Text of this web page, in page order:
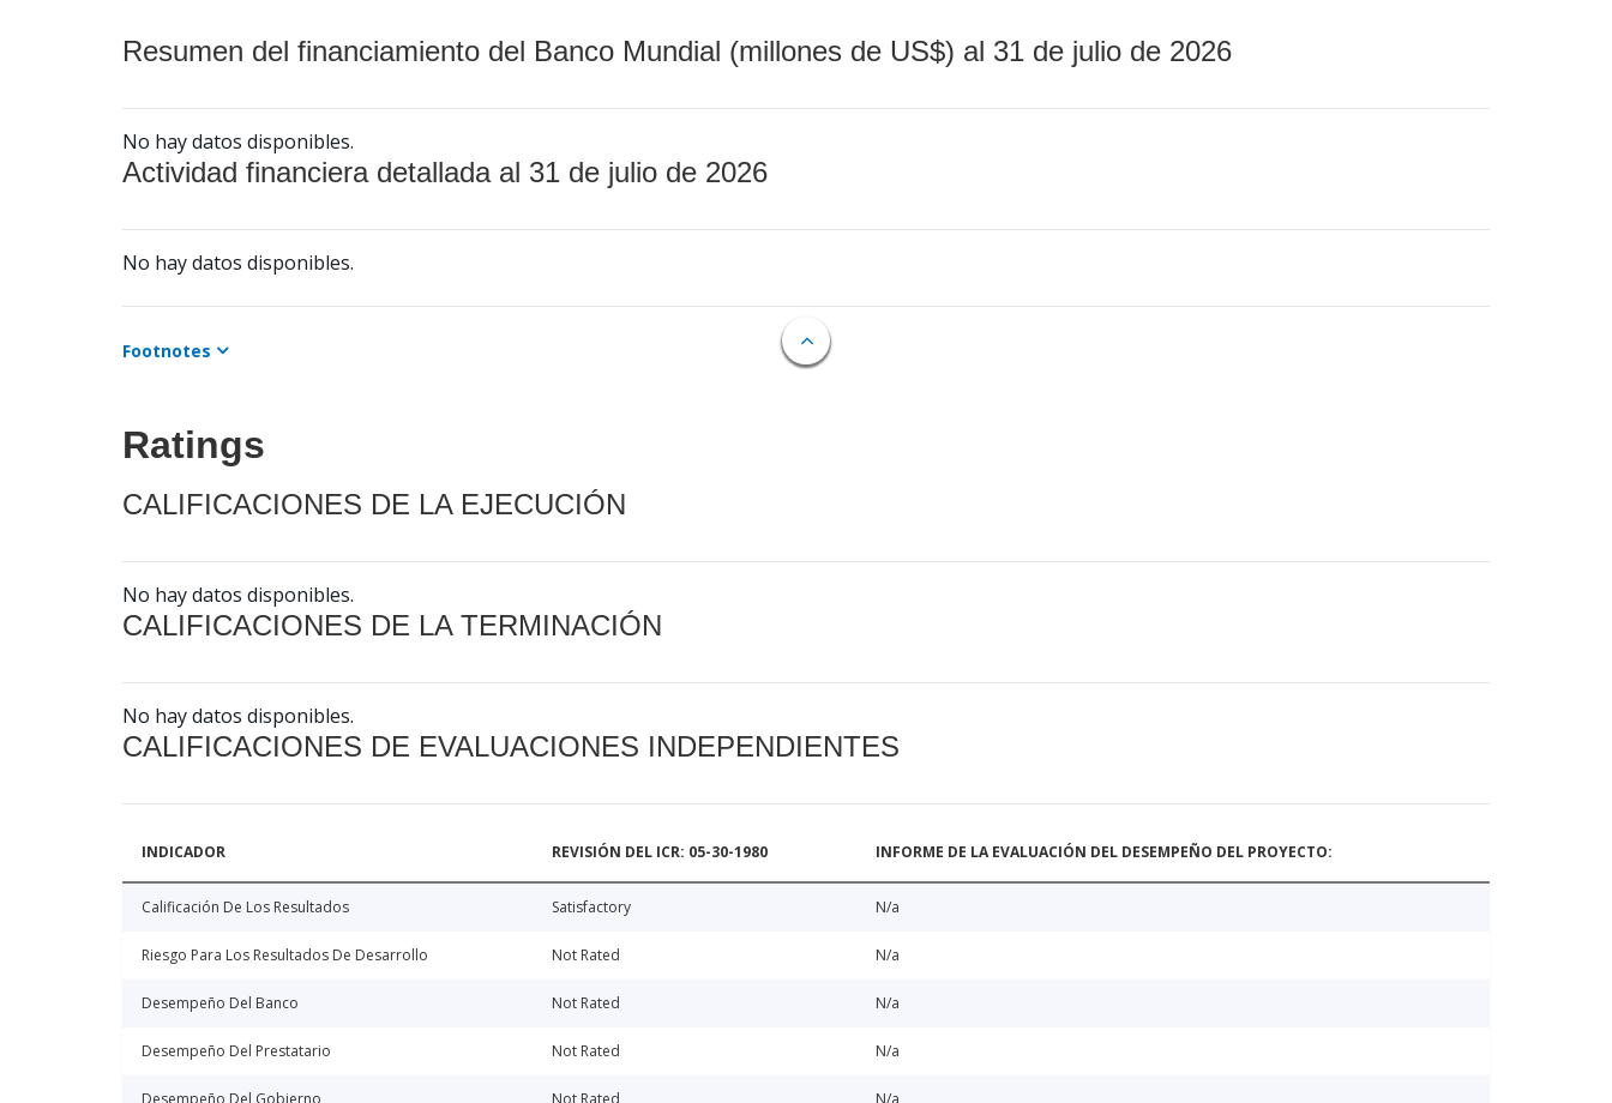
Resumen del financiamiento del Banco Mundial (millones de US$) al 31 de julio de 2026
No hay datos disponibles.
Actividad financiera detallada al 31 de julio de 2026
No hay datos disponibles.
Footnotes
Ratings
CALIFICACIONES DE LA EJECUCIÓN
No hay datos disponibles.
CALIFICACIONES DE LA TERMINACIÓN
No hay datos disponibles.
CALIFICACIONES DE EVALUACIONES INDEPENDIENTES
INDICADOR REVISIÓN DEL ICR: 05-30-1980 INFORME DE LA EVALUACIÓN DEL DESEMPEÑO DEL PROYECTO:
Calificación De Los Resultados Satisfactory N/a
Riesgo Para Los Resultados De Desarrollo Not Rated N/a
Desempeño Del Banco Not Rated N/a
Desempeño Del Prestatario Not Rated N/a